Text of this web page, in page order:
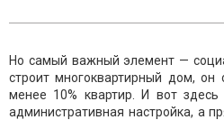
Но самый важный элемент —
строит многоквартирный дом, он
менее 10% квартир. И вот
административная настройка, а